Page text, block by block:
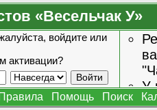
«Весельчак У»
войдите или
активации?
У
Правила Помощь Поиск